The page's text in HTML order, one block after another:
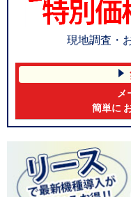
現地調査・
メ
簡単に